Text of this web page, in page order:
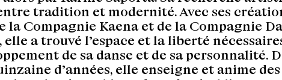
tradition et modernité. Avec ses
la Compagnie Kaena et de la Compagnie
elle a trouvé l’espace et la liberté
de sa danse et de sa personnalité.
d’années, elle enseigne et anime